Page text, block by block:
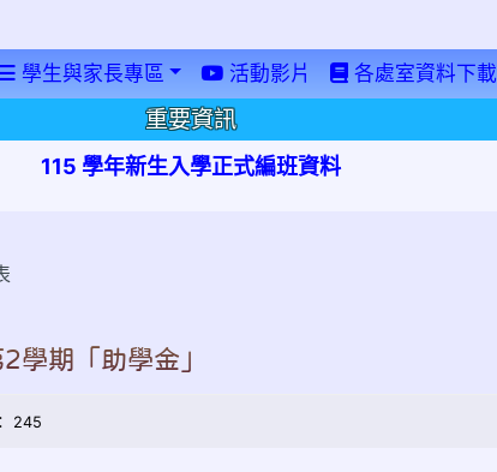
學生與家長專區 活動影片 各處室資料下載
重要資訊
115 學年新生入學正式編班資料
學期「助學金」
245